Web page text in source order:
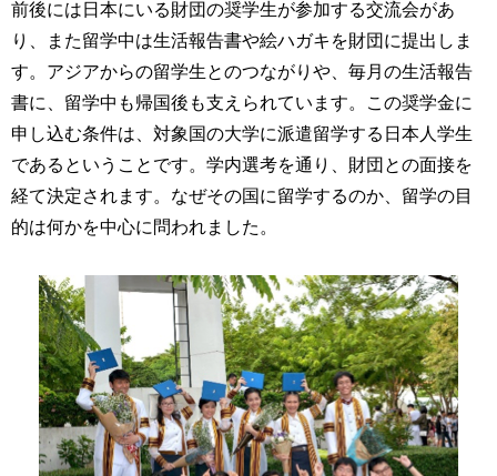
前後には日本にいる財団の奨学生が参加する交流会があ
り、また留学中は生活報告書や絵ハガキを財団に提出しま
す。アジアからの留学生とのつながりや、毎月の生活報告
書に、留学中も帰国後も支えられています。この奨学金に
申し込む条件は、対象国の大学に派遣留学する日本人学生
であるということです。学内選考を通り、財団との面接を
経て決定されます。なぜその国に留学するのか、留学の目
的は何かを中心に問われました。